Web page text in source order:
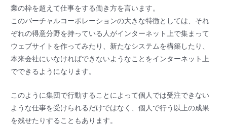
業の枠を超えて仕事をする働き方を言います。
このバーチャルコーポレーションの大きな特徴としては、それ
ぞれの得意分野を持っている人がインターネット上で集まって
ウェブサイトを作ってみたり、新たなシステムを構築したり、
本来会社にいなければできないようなことをインターネット上
でできるようになります。
このように集団で行動することによって個人では受注できない
ような仕事を受けられるだけではなく、個人で行う以上の成果
を残せたりすることもあります。